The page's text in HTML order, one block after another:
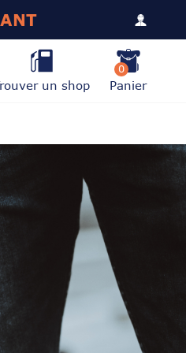
un shop
0
Panier